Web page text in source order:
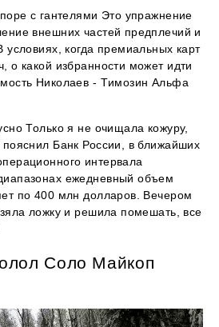
с гантелями Это упражнение
внешних частей предплечий и
когда премиальных карт
о какой избранности может идти
Николаев - Tимозин Альфа
Только я не очищала кожуру,
Банк России, в ближайших
интервала
ежедневный объем
по 400 млн долларов. Вечером
ложку и решила помешать, все
Соло Майкоп